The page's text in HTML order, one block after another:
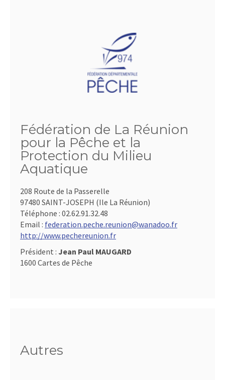
Fédération de La Réunion
pour la Pêche et la
Protection du Milieu
Aquatique
208 Route de la Passerelle
97480 SAINT-JOSEPH (Ile La Réunion)
Téléphone : 02.62.91.32.48
Email : federation.peche.reunion@wanadoo.fr
http://www.pechereunion.fr
Président : Jean Paul MAUGARD
1600 Cartes de Pêche
Autres